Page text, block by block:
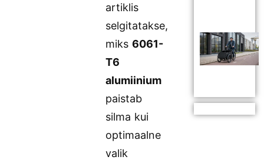
artiklis
selgitatakse,
miks6061-
T6
alumiinium
paistab
silma kui
optimaalne
valik